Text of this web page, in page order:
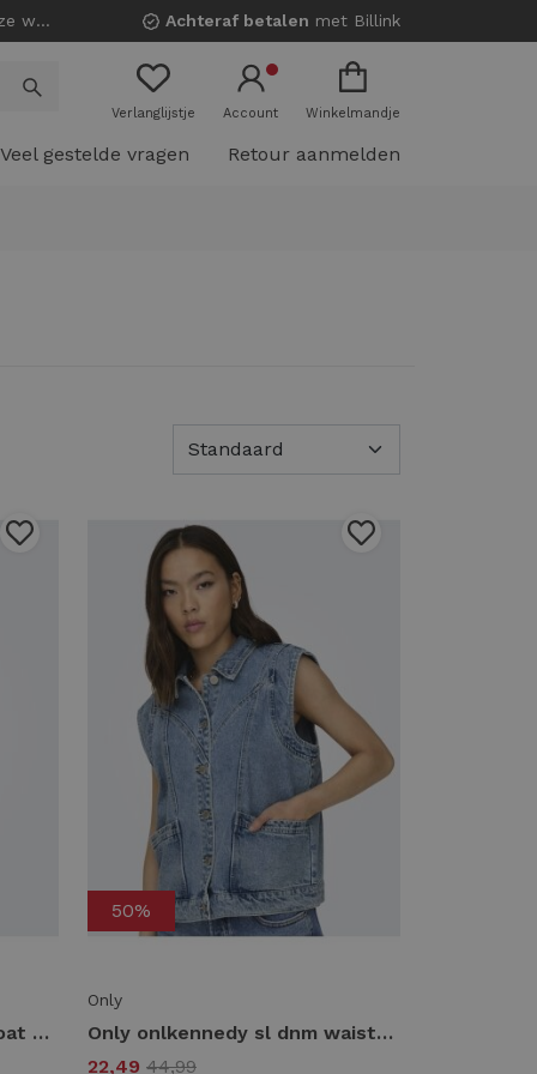
Achteraf betalen met Billink
Verlanglijstje Account Winkelmandje
Veel gestelde vragen Retour aanmelden
Only onltila life s/l waistcoat tlr Gilets cloud dancer
50%
Only
Only onlkennedy sl dnm waistcoat bj noos Gilets medium blue denim
22,49 44,99